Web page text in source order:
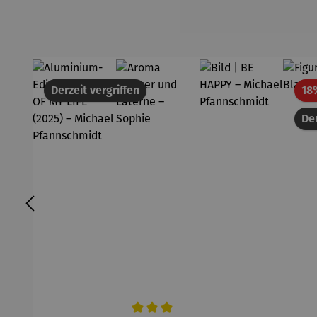
Derzeit vergriffen